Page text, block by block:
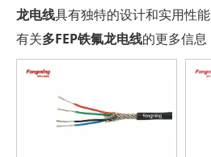
龙电线具有独特的设计和实用性
有关多FEP铁氟龙电线的更多信息